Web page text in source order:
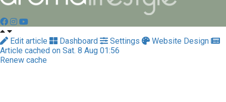
Edit article Dashboard Settings
Website Design
Article cached on Sat. 8 Aug 01:56
Renew cache